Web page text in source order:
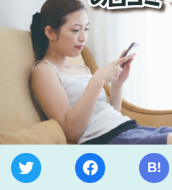
B!